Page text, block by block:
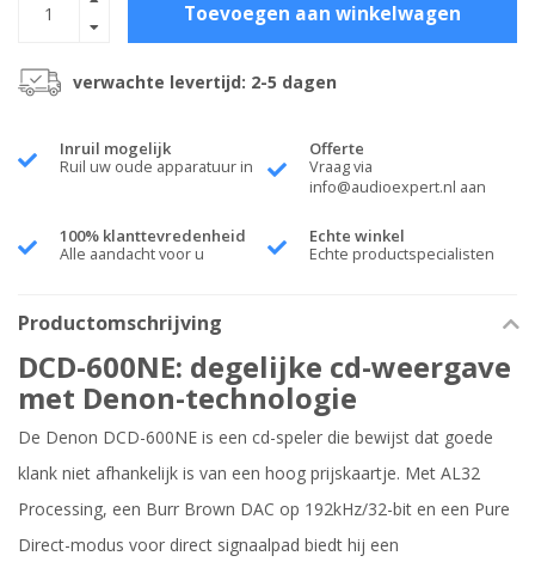
Toevoegen aan winkelwagen
verwachte levertijd: 2-5 dagen
Inruil mogelijk
Ruil uw oude apparatuur in
Offerte
Vraag via
info@audioexpert.nl aan
100% klanttevredenheid
Alle aandacht voor u
Echte winkel
Echte productspecialisten
Productomschrijving
DCD-600NE: degelijke cd-weergave
met Denon-technologie
De Denon DCD-600NE is een cd-speler die bewijst dat goede
klank niet afhankelijk is van een hoog prijskaartje. Met AL32
Processing, een Burr Brown DAC op 192kHz/32-bit en een Pure
Direct-modus voor direct signaalpad biedt hij een